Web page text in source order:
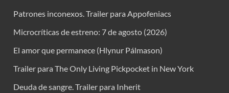
Patrones inconexos. Trailer para Appofeniacs
Microcríticas de estreno: 7 de agosto (2026)
El amor que permanece (Hlynur Pálmason)
Trailer para The Only Living Pickpocket in New York
Deuda de sangre. Trailer para Inherit